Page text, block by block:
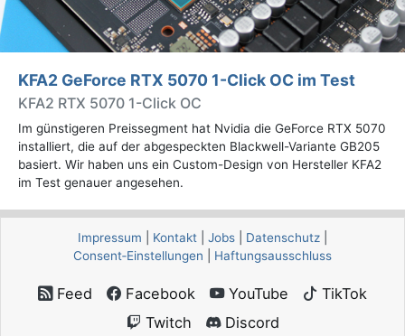
KFA2 GeForce RTX 5070 1-Click OC im Test
KFA2 RTX 5070 1-Click OC
Im günstigeren Preissegment hat Nvidia die GeForce RTX 5070
installiert, die auf der abgespeckten Blackwell-Variante GB205
basiert. Wir haben uns ein Custom-Design von Hersteller KFA2
im Test genauer angesehen.
Impressum Kontakt Jobs Datenschutz
Consent‑Einstellungen
Haftungsausschluss
Feed Facebook YouTube
TikTok
Twitch
Discord